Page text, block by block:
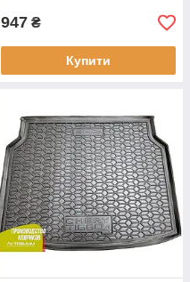
947 ₴
Купити